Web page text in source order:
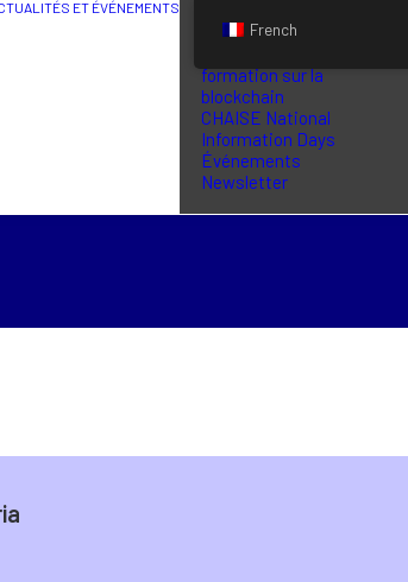
ET ÉVÉNEMENTS
Dernières actualités
formation sur la
blockchain
CHAISE National
Information Days
Événements
Newsletter
French